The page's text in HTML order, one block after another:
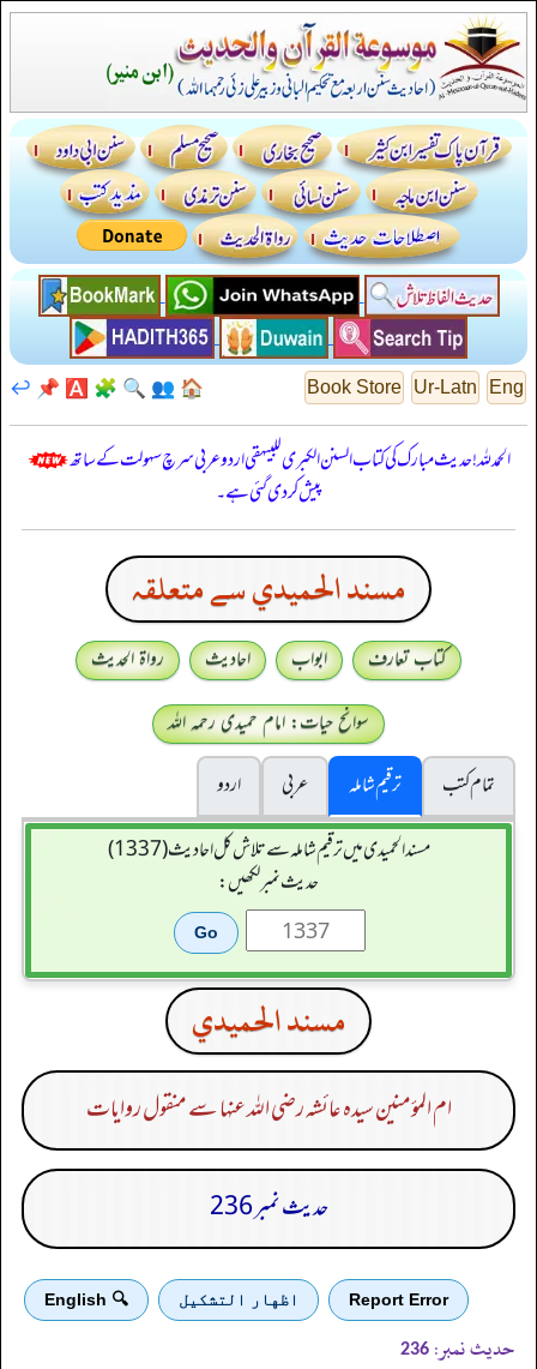
Eng
Ur-Latn
Book Store
🏠
👥
🔍
🧩
🅰️
📌
↩️
الحمدللہ! حدیث مبارک کی کتاب السنن الكبرى للبيهقي اردو عربی سرچ سہولت کے ساتھ
پیش کر دی گئی ہے۔
مسند الحميدي سے متعلقہ
کتاب تعارف ابواب احادیث
رواۃ الحدیث
سوانح حیات: امام حمیدی رحمہ اللہ
تمام کتب
ترقیم شاملہ عربی
اردو
مسند الحمیدی میں ترقیم شاملہ سے تلاش کل احادیث (1337)
حدیث نمبر لکھیں:
مسند الحميدي
ام المؤمنین سیدہ عائشہ رضی اللہ عنہا سے منقول روایات
حدیث نمبر 236
Report Error اظهار التشكيل 🔍 English
حدیث نمبر: 236